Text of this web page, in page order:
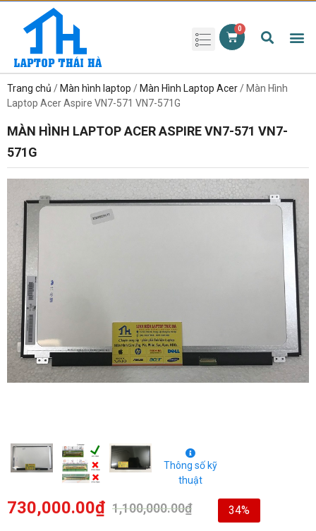
Trang chủ / Màn hình laptop / Màn Hình Laptop Acer/ Màn Hình
Laptop Acer Aspire VN7-571 VN7-571G
MÀN HÌNH LAPTOP ACER ASPIRE VN7-571 VN7-
571G
Thông số kỹ
thuật
1,100,000.00₫
730,000.00₫ 34%